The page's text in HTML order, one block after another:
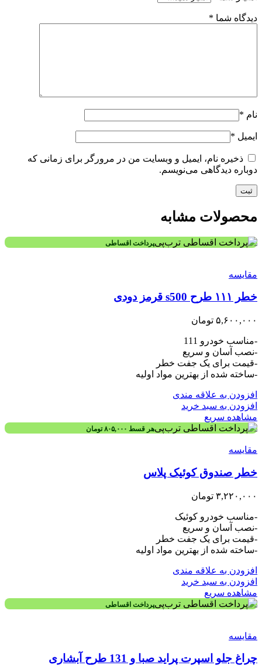
دیدگاه شما *
نام *
ایمیل *
ذخیره نام، ایمیل و وبسایت من در مرورگر برای زمانی که
دوباره دیدگاهی می‌نویسم.
محصولات مشابه
پرداخت اقساطی
مقایسه
خطر ۱۱۱ طرح s500 قرمز دودی
۵,۶۰۰,۰۰۰ تومان
-مناسب خودرو 111
-نصب آسان و سریع
-قیمت برای یک جفت خطر
-ساخته شده از بهترین مواد اولیه
افزودن به علاقه مندی
افزودن به سبد خرید
مشاهده سریع
هر قسط ۸۰۵,۰۰۰ تومان
مقایسه
خطر صندوق کوئیک پلاس
۳,۲۲۰,۰۰۰ تومان
-مناسب خودرو کوئیک
-نصب آسان و سریع
-قیمت برای یک جفت خطر
-ساخته شده از بهترین مواد اولیه
افزودن به علاقه مندی
افزودن به سبد خرید
مشاهده سریع
پرداخت اقساطی
مقایسه
چراغ جلو اسپرت پراید صبا و 131 طرح آبشاری